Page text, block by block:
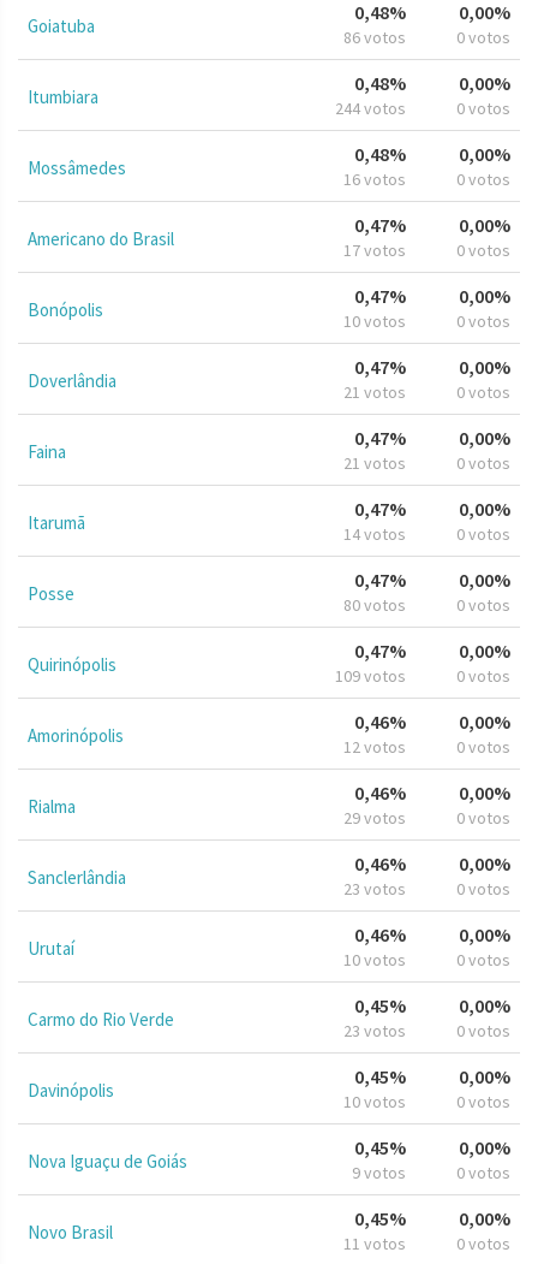
Goiatuba
0,48%
86 votos
0,00%
0 votos
Itumbiara
0,48%
244 votos
0,00%
0 votos
Mossâmedes
0,48%
16 votos
0,00%
0 votos
Americano do Brasil
0,47%
17 votos
0,00%
0 votos
Bonópolis
0,47%
10 votos
0,00%
0 votos
Doverlândia
0,47%
21 votos
0,00%
0 votos
Faina
0,47%
21 votos
0,00%
0 votos
Itarumã
0,47%
14 votos
0,00%
0 votos
Posse
0,47%
80 votos
0,00%
0 votos
Quirinópolis
0,47%
109 votos
0,00%
0 votos
Amorinópolis
0,46%
12 votos
0,00%
0 votos
Rialma
0,46%
29 votos
0,00%
0 votos
Sanclerlândia
0,46%
23 votos
0,00%
0 votos
Urutaí
0,46%
10 votos
0,00%
0 votos
Carmo do Rio Verde
0,45%
23 votos
0,00%
0 votos
Davinópolis
0,45%
10 votos
0,00%
0 votos
Nova Iguaçu de Goiás
0,45%
9 votos
0,00%
0 votos
Novo Brasil
0,45%
11 votos
0,00%
0 votos